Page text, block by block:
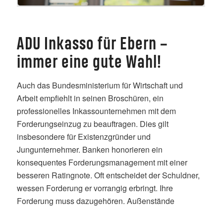
ADU Inkasso für Ebern –
immer eine gute Wahl!
Auch das Bundesministerium für Wirtschaft und
Arbeit empfiehlt in seinen Broschüren, ein
professionelles Inkassounternehmen mit dem
Forderungseinzug zu beauftragen. Dies gilt
insbesondere für Existenzgründer und
Jungunternehmer. Banken honorieren ein
konsequentes Forderungsmanagement mit einer
besseren Ratingnote. Oft entscheidet der Schuldner,
wessen Forderung er vorrangig erbringt. Ihre
Forderung muss dazugehören. Außenstände